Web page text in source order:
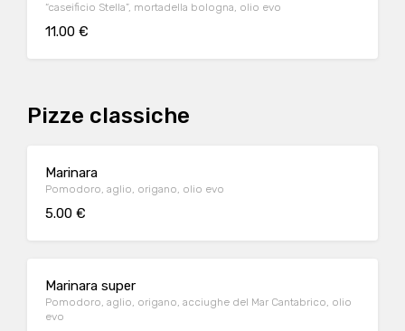
“caseificio Stella”, mortadella bologna, olio evo
11.00 €
Pizze classiche
Marinara
Pomodoro, aglio, origano, olio evo
5.00 €
Marinara super
Pomodoro, aglio, origano, acciughe del Mar Cantabrico, olio
evo